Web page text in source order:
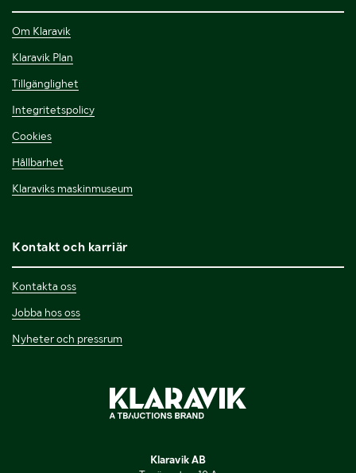
Om Klaravik
Klaravik Plan
Tillgänglighet
Integritetspolicy
Cookies
Hållbarhet
Klaraviks maskinmuseum
Kontakt och karriär
Kontakta oss
Jobba hos oss
Nyheter och pressrum
Klaravik AB